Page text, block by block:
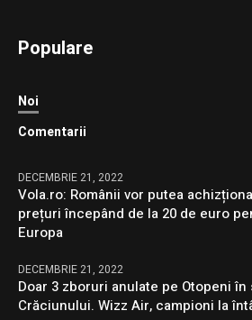
Populare
Noi
Comentarii
DECEMBRIE 21, 2022
Vola.ro: Românii vor putea
prețuri începând de la 20 de euro
Europa
DECEMBRIE 21, 2022
Doar 3 zboruri anulate pe Otopeni în
Crăciunului. Wizz Air, campioni la